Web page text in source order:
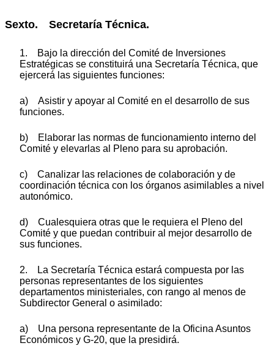
Sexto. Secretaría Técnica.
1. Bajo la dirección del Comité de Inversiones
Estratégicas se constituirá una Secretaría Técnica, que
ejercerá las siguientes funciones:
a) Asistir y apoyar al Comité en el desarrollo de sus
funciones.
b) Elaborar las normas de funcionamiento interno del
Comité y elevarlas al Pleno para su aprobación.
c) Canalizar las relaciones de colaboración y de
coordinación técnica con los órganos asimilables a nivel
autonómico.
d) Cualesquiera otras que le requiera el Pleno del
Comité y que puedan contribuir al mejor desarrollo de
sus funciones.
2. La Secretaría Técnica estará compuesta por las
personas representantes de los siguientes
departamentos ministeriales, con rango al menos de
Subdirector General o asimilado:
a) Una persona representante de la Oficina Asuntos
Económicos y G-20, que la presidirá.